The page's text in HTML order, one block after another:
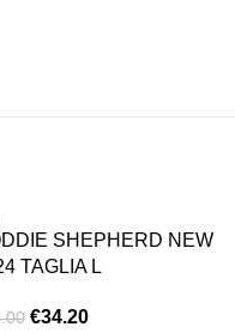
SHEPHERD NEW
TAGLIA L
€34.20